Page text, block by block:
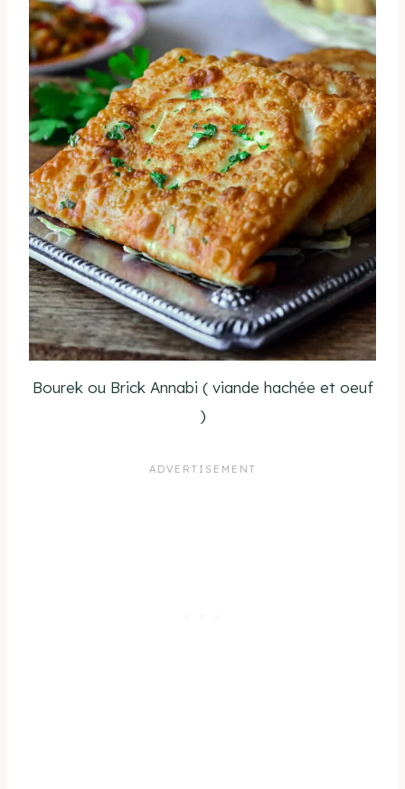
Bourek ou Brick Annabi ( viande hachée et oeuf
)